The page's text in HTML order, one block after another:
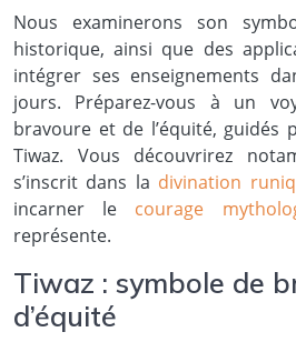
Nous examinerons son
historique, ainsi que des
intégrer ses enseignements
jours. Préparez-vous à un
bravoure et de l’équité, guidés
Tiwaz. Vous découvrirez
s’inscrit dans la divination
incarner le courage
représente.
Tiwaz : symbole de
d’équité